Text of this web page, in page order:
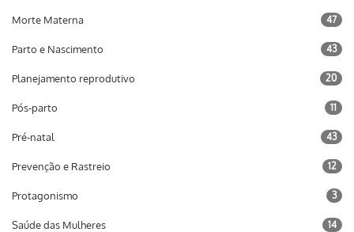
Morte Materna 47
Parto e Nascimento 43
Planejamento reprodutivo 20
Pós-parto 11
Pré-natal 43
Prevenção e Rastreio 12
Protagonismo 3
Saúde das Mulheres 14